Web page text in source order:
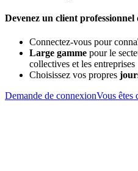
Devenez un client
Connectez-vous pour
Large gamme pour le
collectives et les entreprises
Choisissez vos propres
Demande de connexionVous êtes